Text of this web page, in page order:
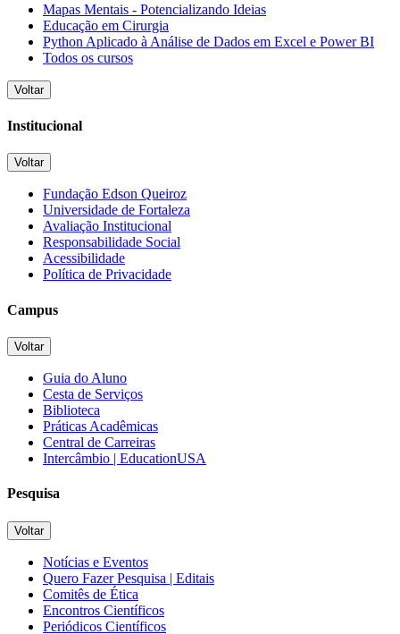
Mapas Mentais - Potencializando Ideias
Educação em Cirurgia
Python Aplicado à Análise de Dados em Excel e Power BI
Todos os cursos
Voltar
Institucional
Voltar
Fundação Edson Queiroz
Universidade de Fortaleza
Avaliação Institucional
Responsabilidade Social
Acessibilidade
Política de Privacidade
Campus
Voltar
Guia do Aluno
Cesta de Serviços
Biblioteca
Práticas Acadêmicas
Central de Carreiras
Intercâmbio | EducationUSA
Pesquisa
Voltar
Notícias e Eventos
Quero Fazer Pesquisa | Editais
Comitês de Ética
Encontros Científicos
Periódicos Científicos